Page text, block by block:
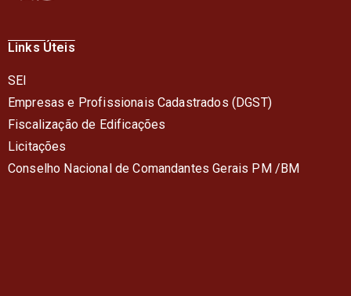
Links Úteis
SEI
Empresas e Profissionais Cadastrados (DGST)
Fiscalização de Edificações
Licitações
Conselho Nacional de Comandantes Gerais PM /BM